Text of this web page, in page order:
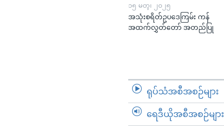
၁၅ မတ္၊ ၂၀၂၅
အသုံးစရိတ်ဥပဒေကြမ်း ကန်
အထက်လွှတ်တော် အတည်ပြု
ရုပ်သံအစီအစဉ်များ
ရေဒီယိုအစီအစဉ်များ